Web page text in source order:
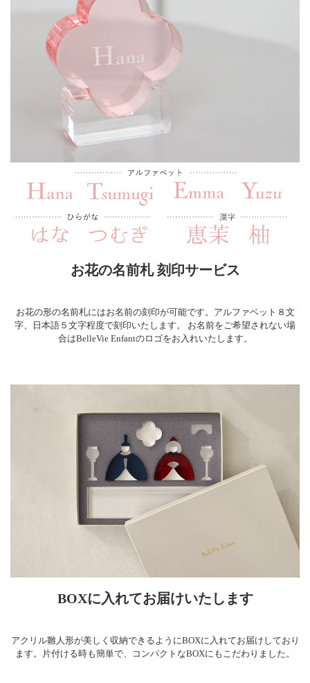
お花の名前札 刻印サービス
お花の形の名前札にはお名前の刻印が可能です。アルファベット８文
字、日本語５文字程度で刻印いたします。 お名前をご希望されない場
合はBelleVie Enfantのロゴをお入れいたします。
BOXに入れてお届けいたします
アクリル雛人形が美しく収納できるようにBOXに入れてお届けしており
ます。片付ける時も簡単で、コンパクトなBOXにもこだわりました。